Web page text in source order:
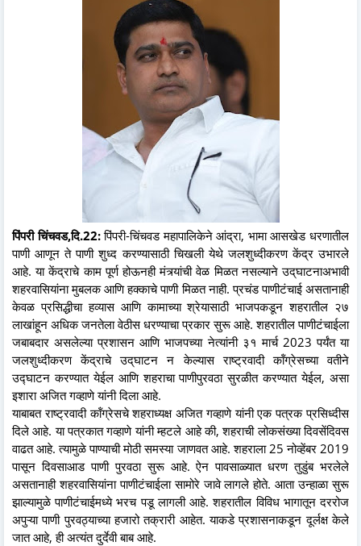
पिंपरी चिंचवड,दि.22:पिंपरी-चिंचवड महापालिकेने आंद्रा, भामा आसखेड धरणातील
पाणी आणून ते पाणी शुध्द करण्यासाठी चिखली येथे जलशुध्दीकरण केंद्र उभारले
आहे. या केंद्राचे काम पूर्ण होऊनही मंत्र्यांची वेळ मिळत नसल्याने उद्‌घाटनाअभावी
शहरवासियांना मुबलक आणि हक्काचे पाणी मिळत नाही. प्रचंड पाणीटंचाई असतानाही
केवळ प्रसिद्धीचा हव्यास आणि कामाच्या श्रेयासाठी भाजपकडून शहरातील २७
लाखांहून अधिक जनतेला वेठीस धरण्याचा प्रकार सुरू आहे. शहरातील पाणीटंचाईला
जबाबदार असलेल्या प्रशासन आणि भाजपच्या नेत्यांनी ३१ मार्च 2023 पर्यंत या
जलशुध्दीकरण केंद्राचे उद्‌घाटन न केल्यास राष्ट्रवादी कॉंग्रेसच्या वतीने
उद्घाटन करण्यात येईल आणि शहराचा पाणीपुरवठा सुरळीत करण्यात येईल, असा
इशारा अजित गव्हाणे यांनी दिला आहे.
याबाबत राष्ट्रवादी कॉंग्रेसचे शहराध्यक्ष अजित गव्हाणे यांनी एक पत्रक प्रसिध्दीस
दिले आहे. या पत्रकात गव्हाणे यांनी म्हटले आहे की, शहराची लोकसंख्या दिवसेंदिवस
वाढत आहे. त्यामुळे पाण्याची मोठी समस्या जाणवत आहे. शहराला 25 नोव्हेंबर 2019
पासून दिवसाआड पाणी पुरवठा सुरू आहे. ऐन पावसाळ्यात धरण तुडुंब भरलेले
असतानाही शहरवासियांना पाणीटंचाईला सामोरे जावे लागले होते. आता उन्हाळा सुरू
झाल्यामुळे पाणीटंचाईमध्ये भरच पडू लागली आहे. शहरातील विविध भागातून दररोज
अपुऱ्या पाणी पुरवठ्याच्या हजारो तक्रारी आहेत. याकडे प्रशासनाकडून दूर्लक्ष केले
जात आहे, ही अत्यंत दुर्देवी बाब आहे.